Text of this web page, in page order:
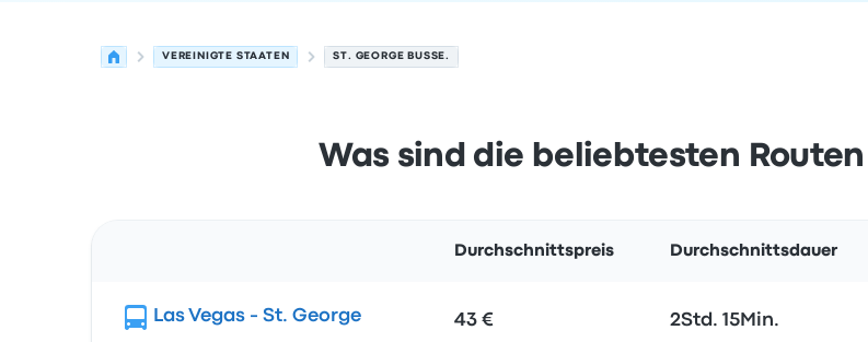
VEREINIGTE STAATEN ST. GEORGE BUSSE.
Was sind die beliebtesten
Durchschnittspreis Durchschnittsdauer
Las Vegas - St. George 43 € 2Std. 15Min.